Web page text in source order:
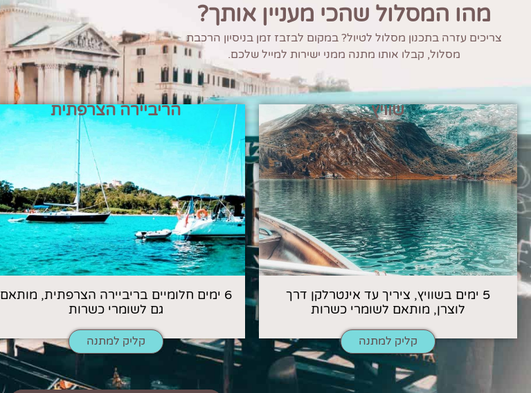
מהו המסלול שהכי מעניין אותך?
צריכים עזרה בתכנון מסלול לטיול? במקום לבזבז זמן בניסיון הרכבת
מסלול, קבלו אותו מתנה ממני ישירות למייל שלכם.
שוויץ
5 ימים בשוויץ, ציריך עד אינטרלקן דרך
לוצרן, מותאם לשומרי כשרות
קליק למתנה
הריביירה הצרפתית
6 ימים חלומיים בריביירה הצרפתית, מותאם
גם לשומרי כשרות
קליק למתנה